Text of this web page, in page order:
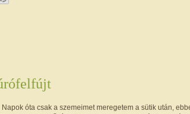
Napok óta csak a szemeimet meregetem a sütik után,